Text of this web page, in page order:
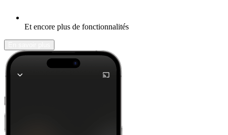
Et encore plus de fonctionnalités